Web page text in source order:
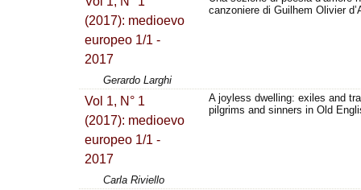
(2017): medioevo
europeo 1/1 -
2017
canzoniere di Guilhem Olivier
Gerardo Larghi
Vol 1, N° 1
(2017): medioevo
europeo 1/1 -
2017
A joyless dwelling: exiles and
pilgrims and sinners in Old
Carla Riviello